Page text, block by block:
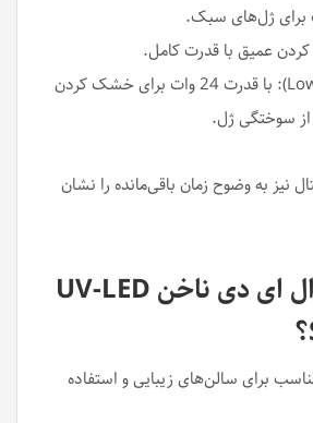
4. 99 ثانیه (Low Heat): با قدرت 24 وات برای خشک کردن
از سوختگی ژل.
نیز به وضوح زمان باقی‌مانده را نشان
چرا دستگاه ال ای دی ناخن UV-LED
برای سالن‌های زیبایی و استفاده